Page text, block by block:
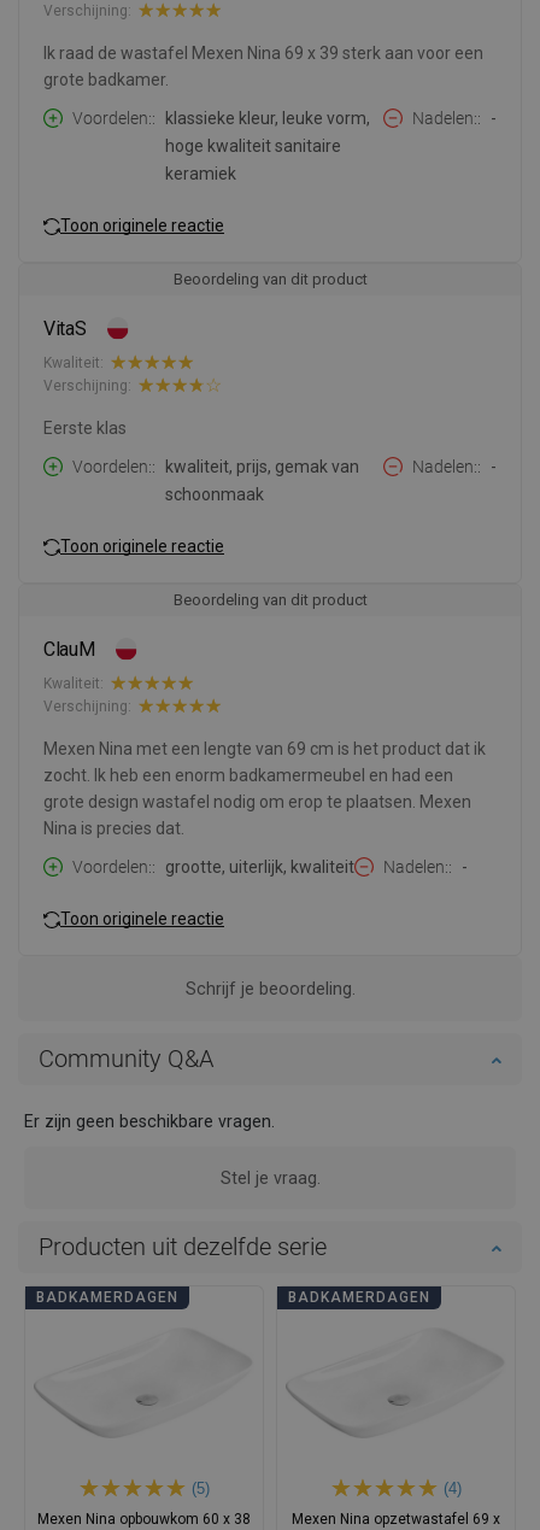
Verschijning:
Ik raad de wastafel Mexen Nina 69 x 39 sterk aan voor een
grote badkamer.
Voordelen:
klassieke kleur, leuke vorm,
hoge kwaliteit sanitaire
keramiek
Nadelen: -
Toon originele reactie
Beoordeling van dit product
VitaS
Kwaliteit:
Verschijning:
Eerste klas
Voordelen:
kwaliteit, prijs, gemak van
schoonmaak
Nadelen: -
Toon originele reactie
Beoordeling van dit product
ClauM
Kwaliteit:
Verschijning:
Mexen Nina met een lengte van 69 cm is het product dat ik
zocht. Ik heb een enorm badkamermeubel en had een
grote design wastafel nodig om erop te plaatsen. Mexen
Nina is precies dat.
Voordelen:
grootte, uiterlijk, kwaliteit Nadelen: -
Toon originele reactie
Schrijf je beoordeling.
Community Q&A
Er zijn geen beschikbare vragen.
Stel je vraag.
Producten uit dezelfde serie
BADKAMERDAGEN
(5)
Mexen Nina opbouwkom 60 x 38
BADKAMERDAGEN
(4)
Mexen Nina opzetwastafel 69 x